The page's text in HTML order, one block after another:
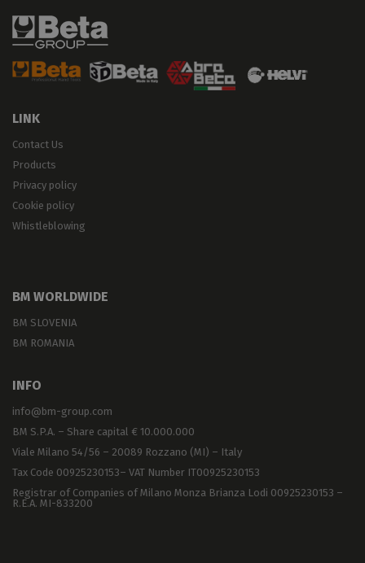
LINK
Contact Us
Products
Privacy policy
Cookie policy
Whistleblowing
BM WORLDWIDE
BM SLOVENIA
BM ROMANIA
INFO
info@bm-group.com
BM S.P.A. – Share capital € 10.000.000
Viale Milano 54/56 – 20089 Rozzano (MI) – Italy
Tax Code 00925230153– VAT Number IT00925230153
Registrar of Companies of Milano Monza Brianza Lodi 00925230153 –
R.E.A. MI-833200